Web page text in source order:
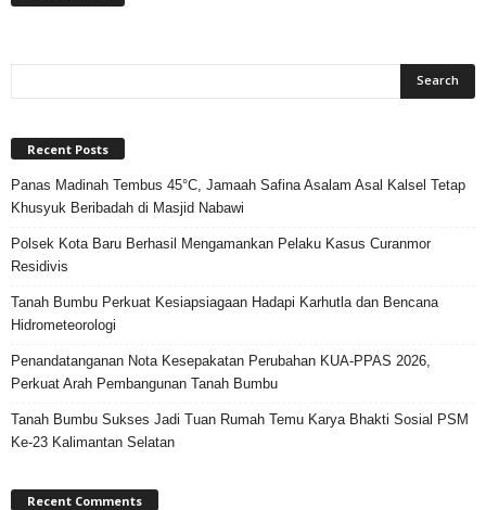
Recent Posts
Panas Madinah Tembus 45°C, Jamaah Safina Asalam Asal Kalsel Tetap
Khusyuk Beribadah di Masjid Nabawi
Polsek Kota Baru Berhasil Mengamankan Pelaku Kasus Curanmor
Residivis
Tanah Bumbu Perkuat Kesiapsiagaan Hadapi Karhutla dan Bencana
Hidrometeorologi
Penandatanganan Nota Kesepakatan Perubahan KUA-PPAS 2026,
Perkuat Arah Pembangunan Tanah Bumbu
Tanah Bumbu Sukses Jadi Tuan Rumah Temu Karya Bhakti Sosial PSM
Ke-23 Kalimantan Selatan
Recent Comments